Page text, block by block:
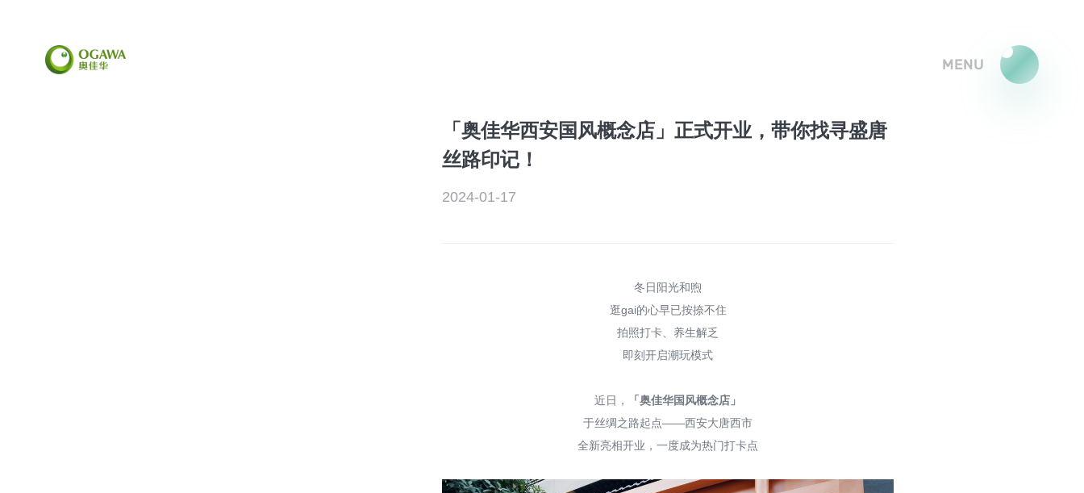
MENU
「奥佳华西安国风概念店」正式开业，带你找寻盛唐
丝路印记！
2024-01-17
冬日阳光和煦
逛gai的心早已按捺不住
拍照打卡、养生解乏
即刻开启潮玩模式
近日，
「奥佳华国风概念店」
于丝绸之路起点——西安大唐西市
全新亮相开业，一度成为热门打卡点